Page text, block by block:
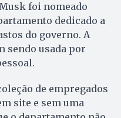
foi nomeado
dedicado a
do governo. A
sendo usada por
de empregados
site e sem uma